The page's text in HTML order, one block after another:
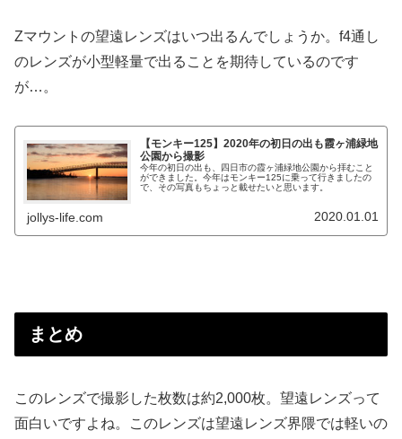
Zマウントの望遠レンズはいつ出るんでしょうか。f4通し
のレンズが小型軽量で出ることを期待しているのです
が…。
【モンキー125】2020年の初日の出も霞ヶ浦緑地
公園から撮影
今年の初日の出も、四日市の霞ヶ浦緑地公園から拝むこと
ができました。今年はモンキー125に乗って行きましたの
で、その写真もちょっと載せたいと思います。
jollys-life.com 2020.01.01
まとめ
このレンズで撮影した枚数は約2,000枚。望遠レンズって
面白いですよね。このレンズは望遠レンズ界隈では軽いの